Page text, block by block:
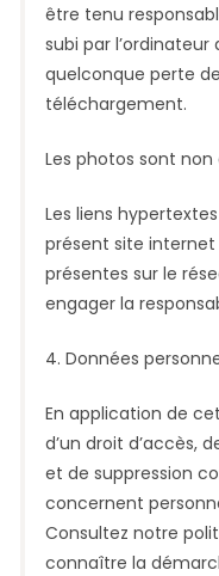
être tenu
subi par l’ordinateur
quelconque perte
téléchargement.
Les photos sont
Les liens
présent site internet
présentes sur le
engager la
4. Données
En application de
d’un droit d’accès,
et de suppression
concernent
Consultez notre
connaître la